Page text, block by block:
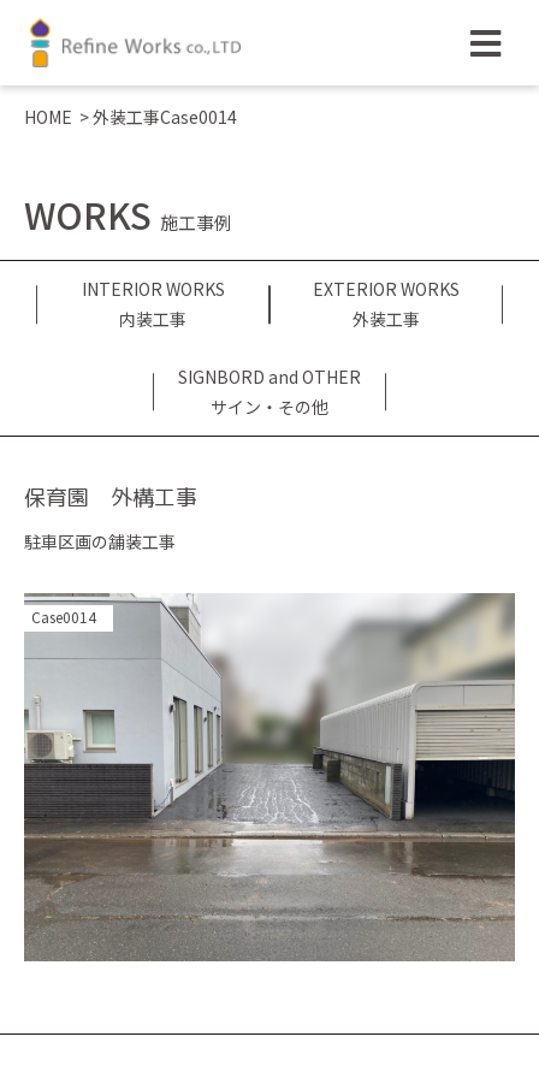
HOME >外装工事Case0014
WORKS 施工事例
INTERIOR WORKS
内装工事
EXTERIOR WORKS
外装工事
SIGNBORD and OTHER
サイン・その他
Case0014
保育園 外構工事
駐車区画の舗装工事